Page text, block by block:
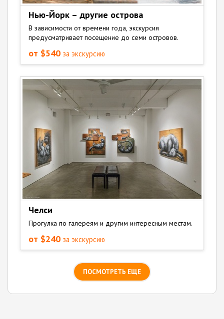
Нью-Йорк – другие острова
В зависимости от времени года, экскурсия
предусматривает посещение до семи островов.
от $540 за экскурсию
Челси
Прогулка по галереям и другим интересным местам.
от $240 за экскурсию
ПОСМОТРЕТЬ ЕЩЕ